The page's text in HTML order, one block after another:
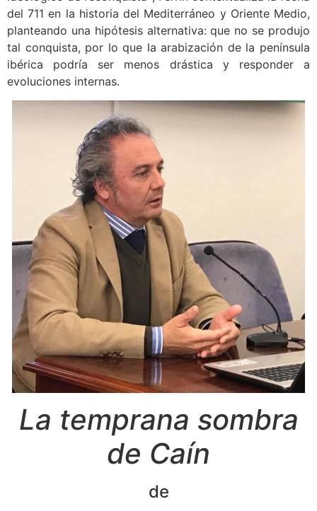
del 711 en la historia del Mediterráneo y Oriente Medio,
planteando una hipótesis alternativa: que no se produjo
tal conquista, por lo que la arabización de la península
ibérica podría ser menos drástica y responder a
evoluciones internas.
La temprana sombra
de Caín
de